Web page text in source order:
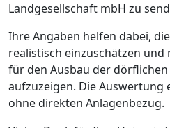
Landgesellschaft mbH zu
Ihre Angaben helfen dabei,
realistisch einzuschätzen und
für den Ausbau der
aufzuzeigen. Die
ohne direkten Anlagenbezug.